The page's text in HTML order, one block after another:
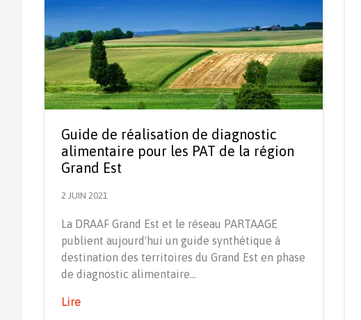
Guide de réalisation de diagnostic
alimentaire pour les PAT de la région
Grand Est
2 JUIN 2021
La DRAAF Grand Est et le réseau PARTAAGE
publient aujourd'hui un guide synthétique à
destination des territoires du Grand Est en phase
de diagnostic alimentaire…
Lire